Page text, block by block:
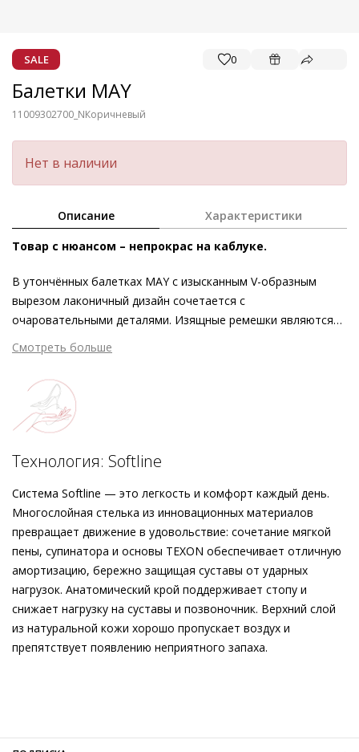
SALE 0
Балетки MAY
11009302700_NКоричневый
Нет в наличии
Описание Характеристики
Товар с нюансом – непрокрас на каблуке.
В утончённых балетках MAY с изысканным V-образным
вырезом лаконичный дизайн сочетается с
очаровательными деталями. Изящные ремешки являются
современным прочтением классического силуэта Мэри
Джейн. Балетки Högl, изготовленные с уважением к
принципам этичности и экологичности, можно носить
расслабленно с джинсами или элегантно с платьями в тон.
Кожаная подкладка покоряет невероятной мягкостью,
подошва с защитой от скольжения заботится об
уверенности в каждом шаге, а миниатюрный блочный
Смотреть больше
Технология: Softline
Система Softline — это легкость и комфорт каждый день.
Многослойная стелька из инновационных материалов
превращает движение в удовольствие: сочетание мягкой
пены, супинатора и основы TEXON обеспечивает отличную
амортизацию, бережно защищая суставы от ударных
нагрузок. Анатомический крой поддерживает стопу и
снижает нагрузку на суставы и позвоночник. Верхний слой
из натуральной кожи хорошо пропускает воздух и
препятствует появлению неприятного запаха.
Материал подошвы Резиновая подошва с защитой от